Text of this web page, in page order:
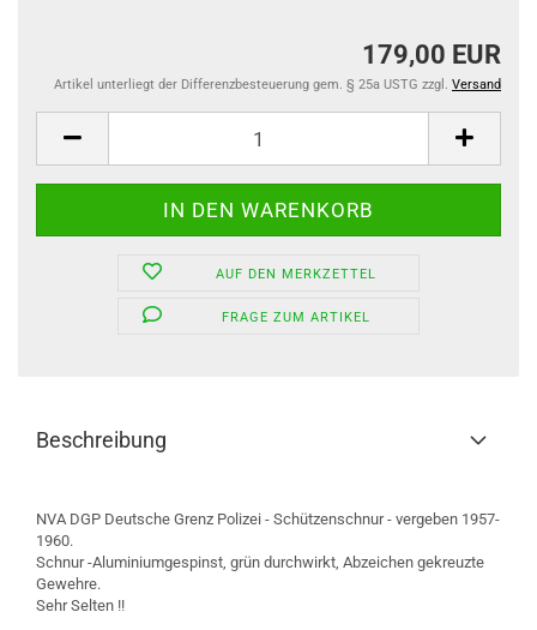
179,00 EUR
Artikel unterliegt der Differenzbesteuerung gem. § 25a USTG zzgl. Versand
AUF DEN MERKZETTEL
FRAGE ZUM ARTIKEL
Beschreibung
NVA DGP Deutsche Grenz Polizei - Schützenschnur - vergeben 1957-
1960.
Schnur -Aluminiumgespinst, grün durchwirkt, Abzeichen gekreuzte
Gewehre.
Sehr Selten !!